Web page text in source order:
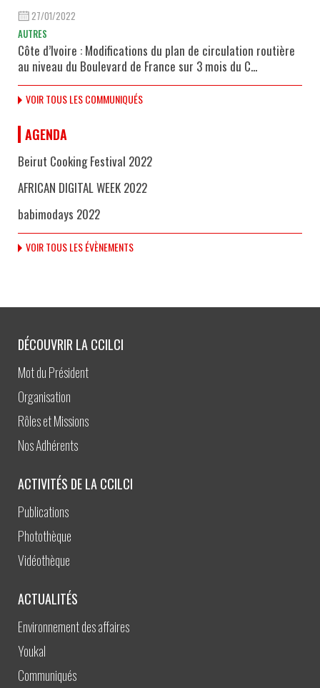
27/01/2022
AUTRES
Côte d’Ivoire : Modifications du plan de circulation routière
au niveau du Boulevard de France sur 3 mois du C...
VOIR TOUS LES COMMUNIQUÉS
AGENDA
Beirut Cooking Festival 2022
AFRICAN DIGITAL WEEK 2022
babimodays 2022
VOIR TOUS LES ÉVÈNEMENTS
DÉCOUVRIR LA CCILCI
Mot du Président
Organisation
Rôles et Missions
Nos Adhérents
ACTIVITÉS DE LA CCILCI
Publications
Photothèque
Vidéothèque
ACTUALITÉS
Environnement des affaires
Youkal
Communiqués